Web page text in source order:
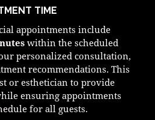
TIME
appointments include
within the scheduled
personalized consultation,
recommendations. This
or esthetician to provide
ensuring appointments
for all guests.